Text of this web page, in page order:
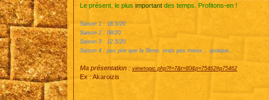
Le présent, le plus important des temps. Profitons-en !
Saison 1 : 18.5/20
Saison 2 : 08/20
Saison 3 : 12.5/20
Saison 4 : pas pire que la 3ème, mais pas mieux... quoique...
Ma présentation : viewtopic.php?f=7&t=80&p=75462#p75462
Ex : Akaroizis